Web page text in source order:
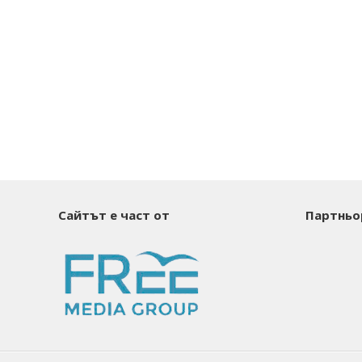
Сайтът е част от